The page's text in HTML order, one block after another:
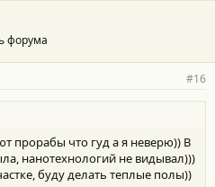
форума
#16
прорабы что гуд а я неверю)) В
нанотехнологий не видывал)))
буду делать теплые полы))